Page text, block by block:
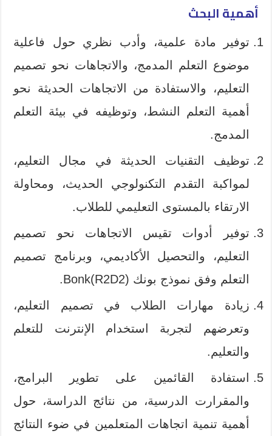
أهمية البحث
توفیر مادة علمیة، وأدب نظري حول فاعلیة
موضوع التعلم المدمج، والاتجاهات نحو تصمیم
التعلیم، والاستفادة من الاتجاهات الحديثة نحو
أهمية التعلم النشط، وتوظيفه في بیئة التعلم
المدمج.
توظيف التقنیات الحدیثة في مجال التعليم،
لمواكبة التقدم التكنولوجي الحديث، ومحاولة
الارتقاء بالمستوى التعلیمي للطلاب.
توفير أدوات تقیس الاتجاهات نحو تصميم
التعليم، والتحصيل الأكاديمي، وبرنامج تصميم
التعلم وفق نموذج بونك (Bonk(R2D2.
زيادة مهارات الطلاب في تصمیم التعليم،
وتعرضهم لتجربة استخدام الإنترنت للتعلم
والتعلیم.
استفادة القائمين على تطوير البرامج،
والمقرارت الدرسیة، من نتائج الدراسة، حول
أهمیة تنمیة اتجاهات المتعلمین في ضوء النتائج